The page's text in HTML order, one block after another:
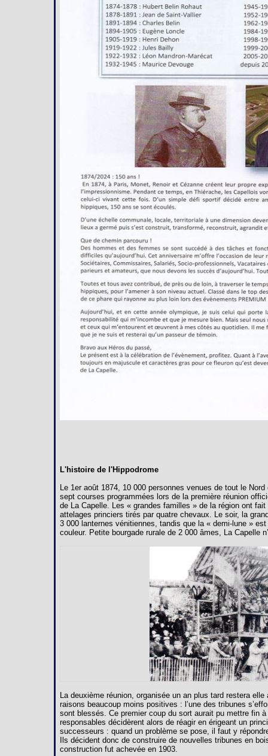
L'histoire de l'Hippodrome
Le 1er août 1874, 10 000 personnes venues de tout le
sept courses programmées lors de la première réunion
de La Capelle. Les « grandes familles » de la région ont
attelages princiers tirés par quatre chevaux. Le soir, la
3 000 lanternes vénitiennes, tandis que la « demi-lune »
couleur. Petite bourgade rurale de 2 000 âmes, La Capelle
La deuxième réunion, organisée un an plus tard restera
raisons beaucoup moins positives : l’une des tribunes
sont blessés. Ce premier coup du sort aurait pu mettre fin à
responsables décidèrent alors de réagir en érigeant un
successeurs : quand un problème se pose, il faut y
Ils décident donc de construire de nouvelles tribunes en
construction fut achevée en 1903.